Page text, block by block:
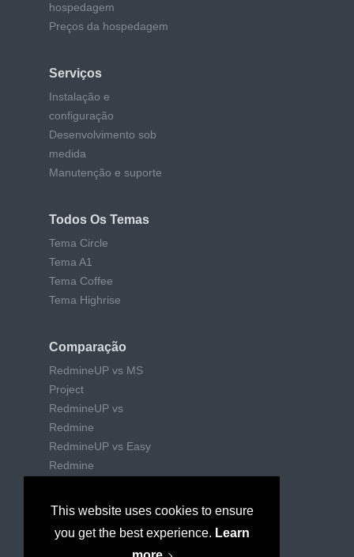
This website uses cookies to ensure
you get the best experience. Learn
hospedagem
Preços da hospedagem
Serviços
Instalação e
configuração
Desenvolvimento sob
medida
Manutenção e suporte
Todos Os Temas
Tema Circle
Tema A1
Tema Coffee
Tema Highrise
Comparação
RedmineUP vs MS
Project
RedmineUP vs
Redmine
RedmineUP vs Easy
Redmine
RedmineUP vs Jira
RedmineUP vs